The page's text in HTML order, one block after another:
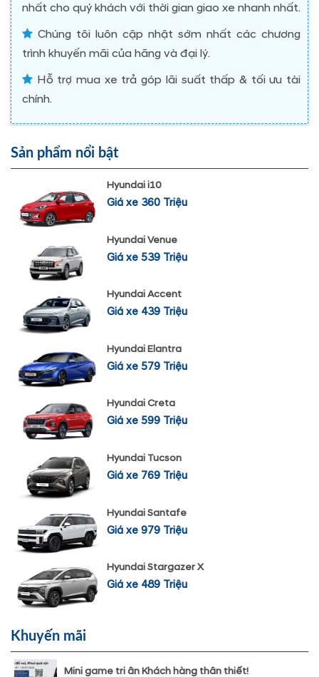
nhất cho quý khách với thời gian giao xe nhanh nhất.
Chúng tôi luôn cập nhật sớm nhất các chương
trình khuyến mãi của hãng và đại lý.
Hỗ trợ mua xe trả góp lãi suất thấp & tối ưu tài
chính.
Sản phẩm nổi bật
Hyundai i10
Giá xe 360 Triệu
Hyundai Venue
Giá xe 539 Triệu
Hyundai Accent
Giá xe 439 Triệu
Hyundai Elantra
Giá xe 579 Triệu
Hyundai Creta
Giá xe 599 Triệu
Hyundai Tucson
Giá xe 769 Triệu
Hyundai Santafe
Giá xe 979 Triệu
Hyundai Stargazer X
Giá xe 489 Triệu
Khuyến mãi
Mini game tri ân Khách hàng thân thiết!